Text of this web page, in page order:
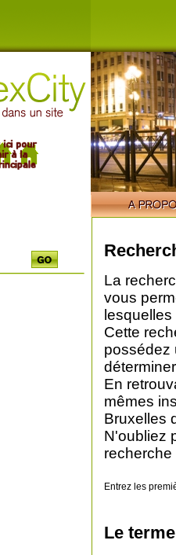
La
vous
Cette
possédez
En
mêmes
Bruxelles
N'oubliez
recherche
Entrez les
Le